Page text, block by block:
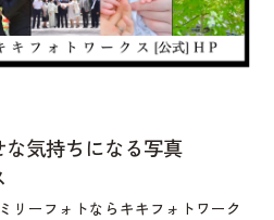
気持ちになる写真
リーフォトならキキフォトワーク